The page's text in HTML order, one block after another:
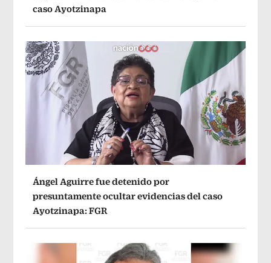
caso Ayotzinapa
Ángel Aguirre fue detenido por
presuntamente ocultar evidencias del caso
Ayotzinapa: FGR